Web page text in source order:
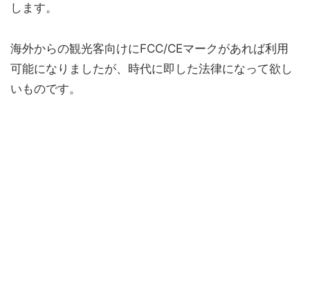
します。
海外からの観光客向けにFCC/CEマークがあれば利用
可能になりましたが、時代に即した法律になって欲し
いものです。